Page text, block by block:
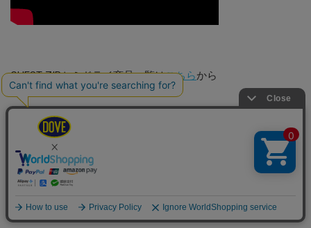
CHEST ZIPセミドライ商品一覧はこちらから
2024 AUTUMN/WINTER COLLECTIONカタログはこちらからご
覧いただけます。
mens
今季よりポスタータイプになっておりカタログとしてはもち